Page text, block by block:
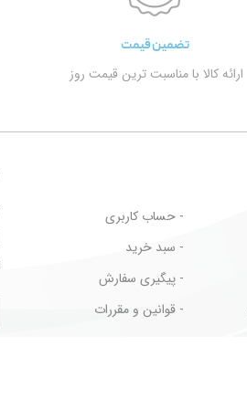
تضمین قیمت
ارائه کالا با مناسبت ترین قیمت روز
- حساب کاربری
- سبد خرید
- پیگیری سفارش
- قوانین و مقررات